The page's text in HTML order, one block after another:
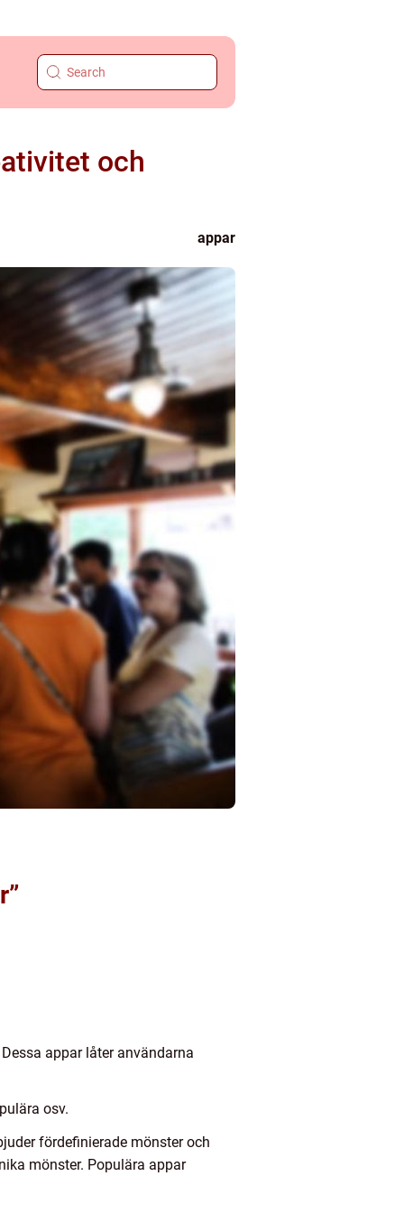
och
appar
appar låter användarna
osv.
fördefinierade mönster och
mönster. Populära appar